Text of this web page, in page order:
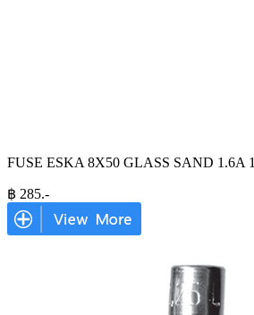
FUSE ESKA 8X50 GLASS SAND 1.6A
฿ 285.-